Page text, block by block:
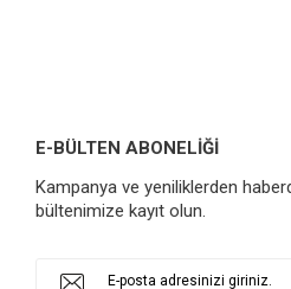
E-BÜLTEN ABONELİĞİ
Kampanya ve yeniliklerden
bültenimize kayıt olun.